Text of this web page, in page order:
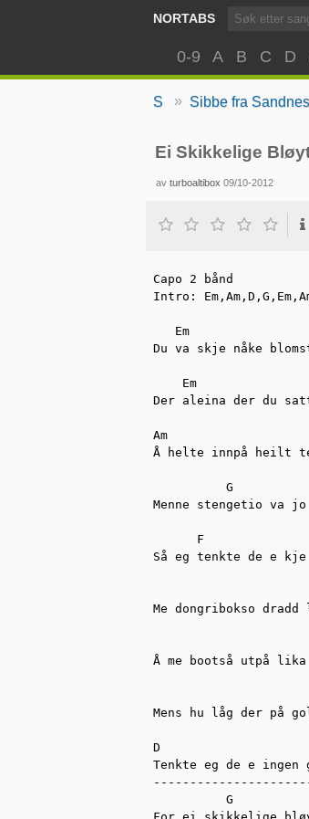
NORTABS
0-9 A B C D
S » Sibbe fra Sandnes
Ei Skikkelige
avturboaltibox 09/10-2012
Capo 2 bånd
Intro:
   Em
Du va skje nåke
    Em
Der aleina der du
Am
Å helte innpå heilt
G
Menne stengetio va
F
Så eg tenkte de e
Me dongribokso
Å me bootså utpå
Mens hu låg der på
D
Tenkte eg de e
          G